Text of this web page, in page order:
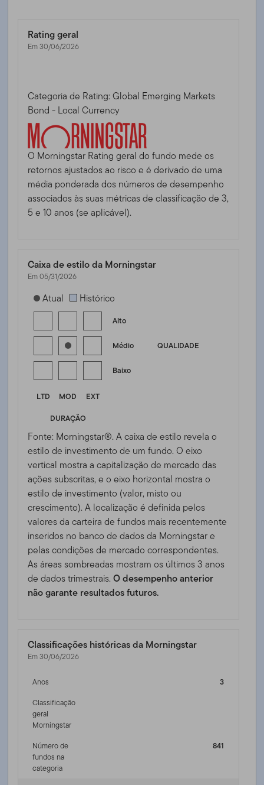
Rating geral
Em 30/06/2026
Categoria de Rating: Global Emerging Markets
Bond - Local Currency
O Morningstar Rating geral do fundo mede os
retornos ajustados ao risco e é derivado de uma
média ponderada dos números de desempenho
associados às suas métricas de classificação de 3,
5 e 10 anos (se aplicável).
Caixa de estilo da Morningstar
Em 05/31/2026
[products.morningstar-stylebox-title-sr-fixed]
Atual Histórico
Alto
QUALIDADE
Médio
Baixo
LTD MOD
EXT
DURAÇÃO
Fonte: Morningstar®. A caixa de estilo revela o
estilo de investimento de um fundo. O eixo
vertical mostra a capitalização de mercado das
ações subscritas, e o eixo horizontal mostra o
estilo de investimento (valor, misto ou
crescimento). A localização é definida pelos
valores da carteira de fundos mais recentemente
inseridos no banco de dados da Morningstar e
pelas condições de mercado correspondentes.
As áreas sombreadas mostram os últimos 3 anos
de dados trimestrais.O desempenho anterior
não garante resultados futuros.
Classificações históricas da Morningstar
Em 30/06/2026
Anos
3
Classificação
geral
Morningstar
Número de
fundos na
categoria
841